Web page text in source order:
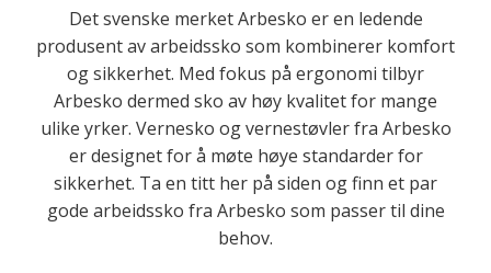
Det svenske merket Arbesko er en ledende
produsent av arbeidssko som kombinerer komfort
og sikkerhet. Med fokus på ergonomi tilbyr
Arbesko dermed sko av høy kvalitet for mange
ulike yrker. Vernesko og vernestøvler fra Arbesko
er designet for å møte høye standarder for
sikkerhet. Ta en titt her på siden og finn et par
gode arbeidssko fra Arbesko som passer til dine
behov.